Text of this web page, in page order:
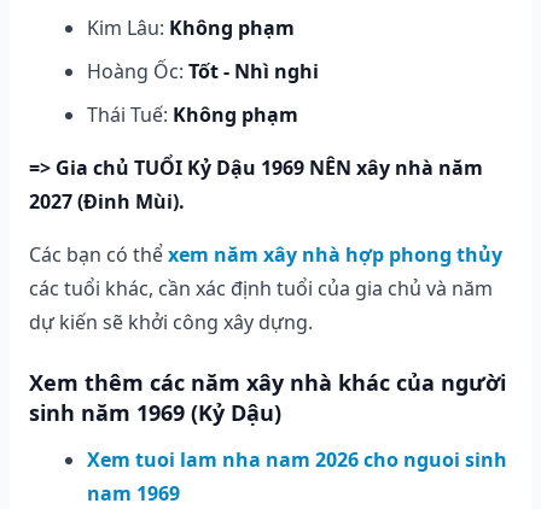
Kim Lâu: Không phạm
Hoàng Ốc: Tốt - Nhì nghi
Thái Tuế: Không phạm
=> Gia chủ TUỔI Kỷ Dậu 1969 NÊN xây nhà năm
2027 (Đinh Mùi).
Các bạn có thểxem năm xây nhà hợp phong thủy
các tuổi khác, cần xác định tuổi của gia chủ và năm
dự kiến sẽ khởi công xây dựng.
Xem thêm các năm xây nhà khác của người
sinh năm 1969 (Kỷ Dậu)
Xem tuoi lam nha nam 2026 cho nguoi sinh
nam 1969